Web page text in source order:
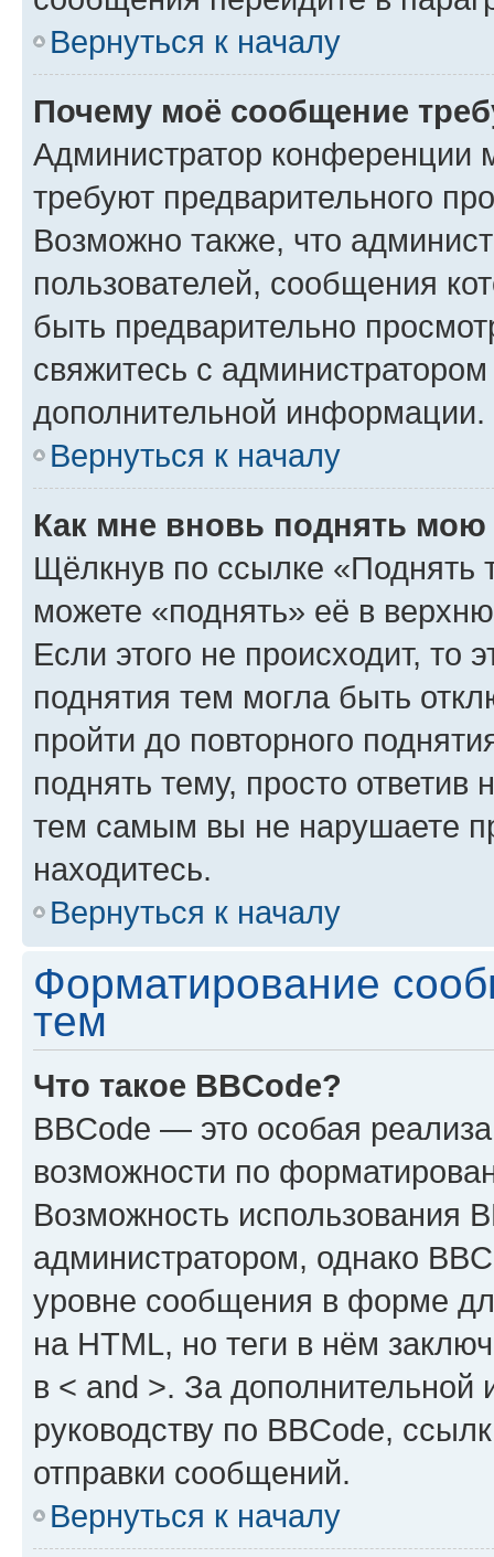
Вернуться к началу
Почему моё сообщение
Администратор конференции
требуют предварительного
Возможно также, что
пользователей, сообщения
быть предварительно
свяжитесь с
дополнительной информации.
Вернуться к началу
Как мне вновь поднять мою
Щёлкнув по ссылке «Поднять
можете «поднять» её в
Если этого не происходит, то
поднятия тем могла быть
пройти до повторного
поднять тему, просто ответив
тем самым вы не нарушаете
находитесь.
Вернуться к началу
Форматирование
тем
Что такое BBCode?
BBCode — это особая
возможности по
Возможность использования
администратором, однако
уровне сообщения в форме
на HTML, но теги в нём
в < and >. За
руководству по BBCode,
отправки сообщений.
Вернуться к началу